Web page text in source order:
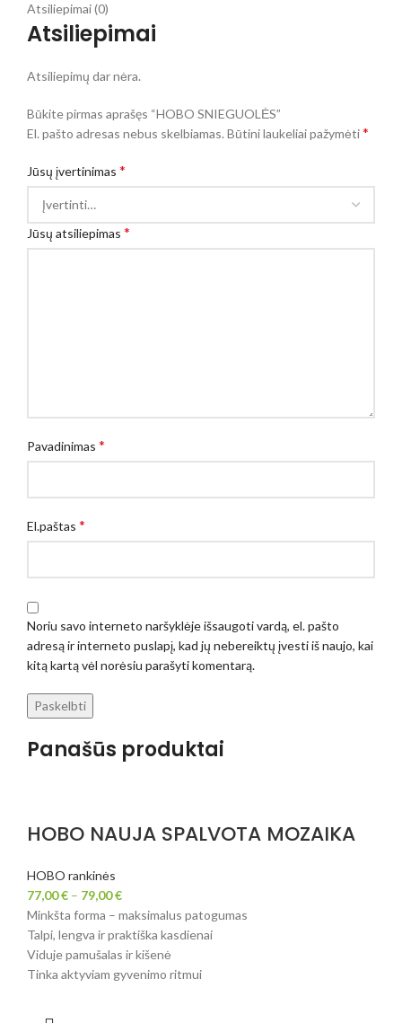
Atsiliepimai (0)
Atsiliepimai
Atsiliepimų dar nėra.
Būkite pirmas aprašęs “HOBO SNIEGUOLĖS”
El. pašto adresas nebus skelbiamas. Būtini laukeliai pažymėti*
Jūsų įvertinimas *
Jūsų atsiliepimas *
Pavadinimas *
El.paštas *
Noriu savo interneto naršyklėje išsaugoti vardą, el. pašto
adresą ir interneto puslapį, kad jų nebereiktų įvesti iš naujo, kai
kitą kartą vėl norėsiu parašyti komentarą.
Panašūs produktai
HOBO NAUJA SPALVOTA MOZAIKA
HOBO rankinės
77,00€ – 79,00€
Minkšta forma – maksimalus patogumas
Talpi, lengva ir praktiška kasdienai
Viduje pamušalas ir kišenė
Tinka aktyviam gyvenimo ritmui